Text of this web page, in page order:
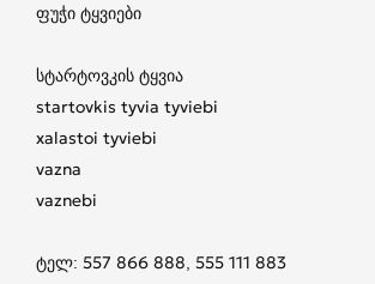
ფუჭი ტყვიები
სტარტოვკის ტყვია
startovkis tyvia tyviebi
xalastoi tyviebi
vazna
vaznebi
ტელ: 557 866 888, 555 111 883